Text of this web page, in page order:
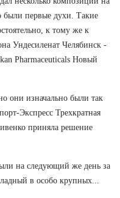
первые духи. Такие
к тому же к
Ундесиленат Челябинск -
Pharmaceuticals Новый
они изначально были так
Экспресс Трехкратная
приняла решение
на следующий же день за
в особо крупных...